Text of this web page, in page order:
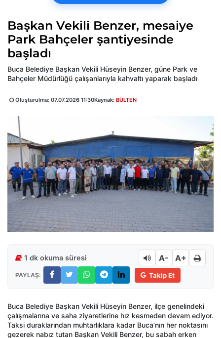
Başkan Vekili Benzer, mesaiye
Park Bahçeler şantiyesinde
başladı
Buca Belediye Başkan Vekili Hüseyin Benzer, güne Park ve
Bahçeler Müdürlüğü çalışanlarıyla kahvaltı yaparak başladı
Oluşturulma: 07.07.2026 11:30Kaynak: BÜLTEN
1 dk okuma süresi A- A+
PAYLAŞ: Takip Et
Buca Belediye Başkan Vekili Hüseyin Benzer, ilçe genelindeki
çalışmalarına ve saha ziyaretlerine hız kesmeden devam ediyor.
Taksi duraklarından muhtarlıklara kadar Buca’nın her noktasını
gezerek nabız tutan Başkan Vekili Benzer, bu sabah erken